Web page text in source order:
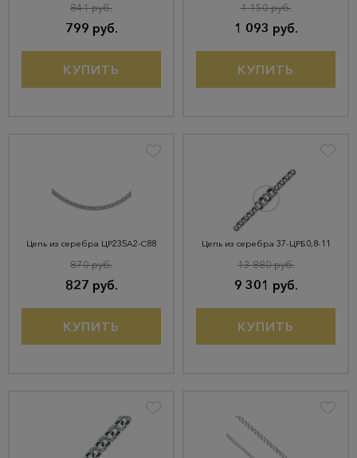
799 руб.
841 руб.
КУПИТЬ
1 093 руб.
1 150 руб.
КУПИТЬ
Цепь из серебра ЦР235А2-С88
827 руб.
870 руб.
КУПИТЬ
Цепь из серебра 37-ЦРБ0,8-11
9 301 руб.
13 880 руб.
КУПИТЬ